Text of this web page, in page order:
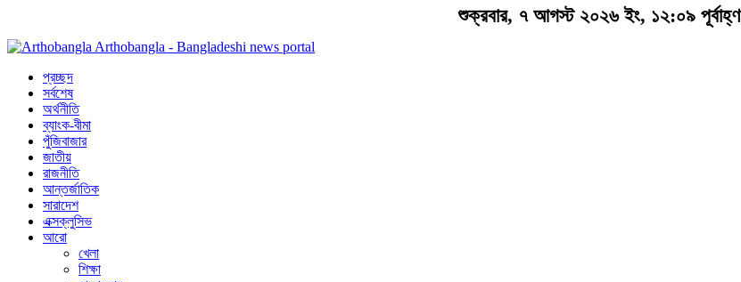
শুক্রবার, ৭ আগস্ট ২০২৬ ইং, ১২:০৯ পূর্বাহ্ণ
Arthobangla - Bangladeshi news portal
প্রচ্ছদ
সর্বশেষ
অর্থনীতি
ব্যাংক-বীমা
পুঁজিবাজার
জাতীয়
রাজনীতি
আন্তর্জাতিক
সারাদেশ
এক্সক্লুসিভ
আরো
খেলা
শিক্ষা